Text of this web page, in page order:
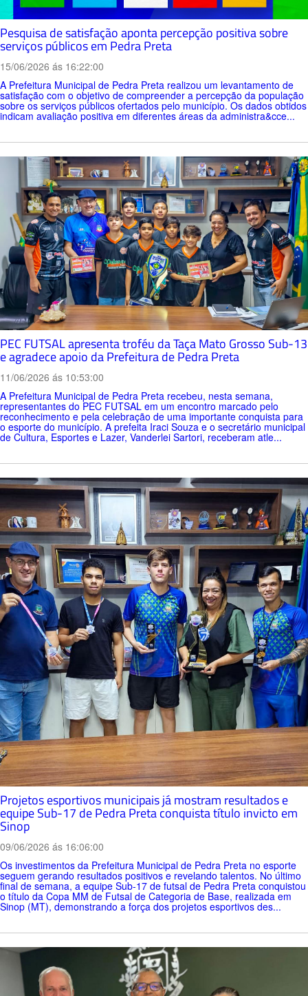
Pesquisa de satisfação aponta percepção positiva sobre
serviços públicos em Pedra Preta
15/06/2026 ás 16:22:00
A Prefeitura Municipal de Pedra Preta realizou um levantamento de
satisfação com o objetivo de compreender a percepção da população
sobre os serviços públicos ofertados pelo município. Os dados obtidos
indicam avaliação positiva em diferentes áreas da administra&cce...
PEC FUTSAL apresenta troféu da Taça Mato Grosso Sub-13
e agradece apoio da Prefeitura de Pedra Preta
11/06/2026 ás 10:53:00
A Prefeitura Municipal de Pedra Preta recebeu, nesta semana,
representantes do PEC FUTSAL em um encontro marcado pelo
reconhecimento e pela celebração de uma importante conquista para
o esporte do município. A prefeita Iraci Souza e o secretário municipal
de Cultura, Esportes e Lazer, Vanderlei Sartori, receberam atle...
Projetos esportivos municipais já mostram resultados e
equipe Sub-17 de Pedra Preta conquista título invicto em
Sinop
09/06/2026 ás 16:06:00
Os investimentos da Prefeitura Municipal de Pedra Preta no esporte
seguem gerando resultados positivos e revelando talentos. No último
final de semana, a equipe Sub-17 de futsal de Pedra Preta conquistou
o título da Copa MM de Futsal de Categoria de Base, realizada em
Sinop (MT), demonstrando a força dos projetos esportivos des...